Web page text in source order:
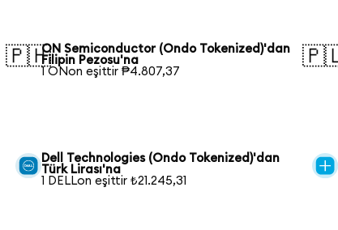
🇵🇭ON Semiconductor (Ondo Tokenized)'dan
Filipin Pezosu'na
1 ONon eşittir ₱4.807,37
Dell Technologies (Ondo Tokenized)'dan
Türk Lirası'na
1 DELLon eşittir ₺21.245,31